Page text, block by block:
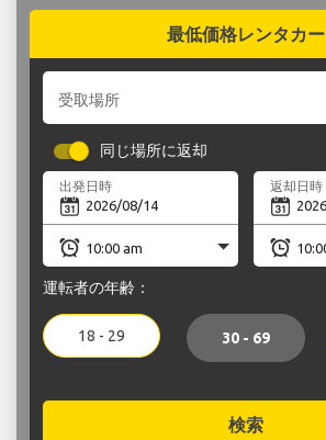
最低価格レンタカー
受取場所
同じ場所に返却
出発日時 返却日時
運転者の年齢：
18 - 29 30 - 69
検索